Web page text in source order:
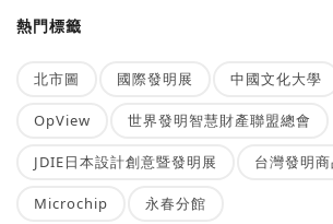
熱門標籤
北市圖 國際發明展 中國文化大學
OpView 世界發明智慧財產聯盟總會
JDIE日本設計創意暨發明展 台灣發明
Microchip 永春分館